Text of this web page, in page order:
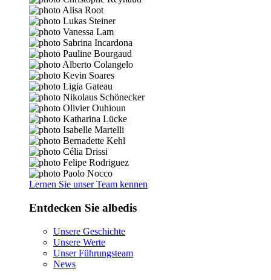
Lernen Sie unser Team kennen
Entdecken Sie albedis
Unsere Geschichte
Unsere Werte
Unser Führungsteam
News